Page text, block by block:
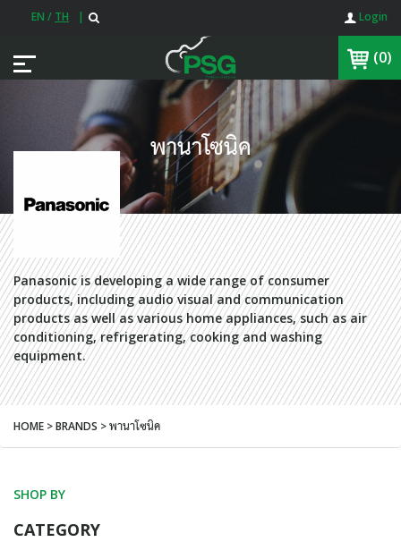
EN / TH | Login
(0)
พานาโซนิค
Panasonic is developing a wide range of consumer
products, including audio visual and communication
products as well as various home appliances, such as air
conditioning, refrigerating, cooking and washing
equipment.
HOME > BRANDS >พานาโซนิค
SHOP BY
CATEGORY